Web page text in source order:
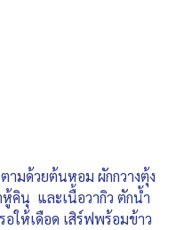
ามด้วยต้นหอม ผักกวางตุ้ง
คินุ และเนื้อวากิว ตักน้ำ
ให้เดือด เสิร์ฟพร้อมข้าว